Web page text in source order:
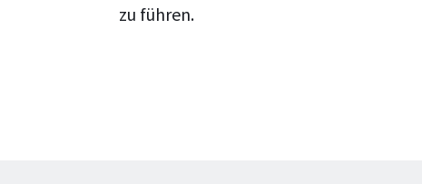
zu führen.